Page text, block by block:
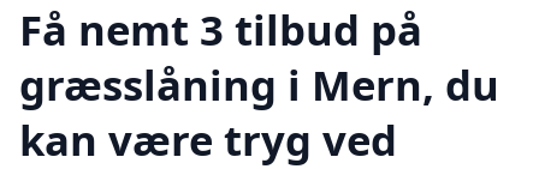
Få nemt 3 tilbud på
græsslåning i Mern, du
kan være tryg ved